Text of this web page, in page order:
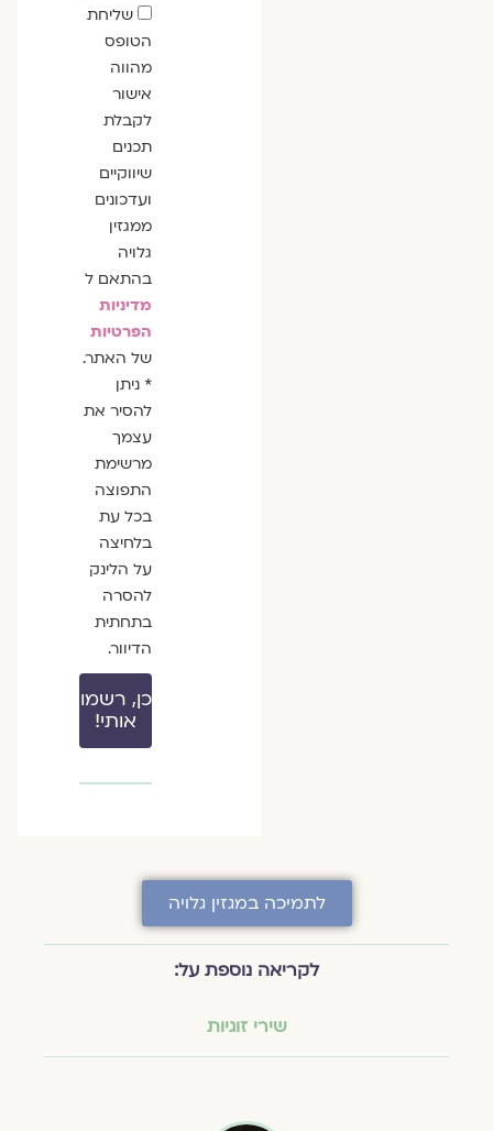
שדה
הסכמה
שליחת
הטופס
מהווה
אישור
לקבלת
תכנים
שיווקיים
ועדכונים
ממגזין
גלויה
בהתאם ל
מדיניות
הפרטיות
של האתר.
* ניתן
להסיר את
עצמך
מרשימת
התפוצה
בכל עת
בלחיצה
על הלינק
להסרה
בתחתית
הדיוור.
כן, רשמו
אותי!
לתמיכה במגזין גלויה
לקריאה נוספת על:
שירי זוגיות